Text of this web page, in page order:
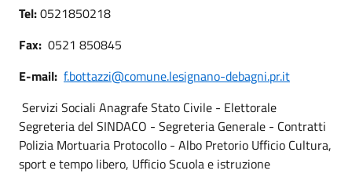
Tel:0521850218
Fax: 0521 850845
E-mail: f.bottazzi@comune.lesignano-debagni.pr.it
Servizi Sociali Anagrafe Stato Civile - Elettorale
Segreteria del SINDACO - Segreteria Generale - Contratti
Polizia Mortuaria Protocollo - Albo Pretorio Ufficio Cultura,
sport e tempo libero, Ufficio Scuola e istruzione